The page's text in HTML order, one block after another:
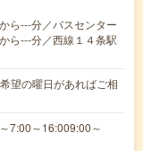
ら---分／バスセンター
ら---分／西線１４条駅
望の曜日があればご相
7:00～16:009:00～